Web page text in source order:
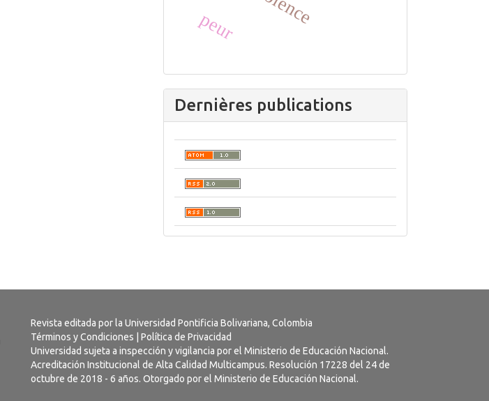
peur
Dernières publications
Revista editada por la Universidad Pontificia Bolivariana, Colombia
Términos y Condiciones
Política de Privacidad
Universidad sujeta a inspección y vigilancia por el Ministerio de Educación Nacional.
Acreditación Institucional de Alta Calidad Multicampus. Resolución 17228 del 24 de
octubre de 2018 - 6 años. Otorgado por el Ministerio de Educación Nacional.